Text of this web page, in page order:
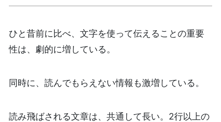
ひと昔前に比べ、文字を使って伝えることの重要
性は、劇的に増している。
同時に、読んでもらえない情報も激増している。
読み飛ばされる文章は、共通して長い。2行以上の